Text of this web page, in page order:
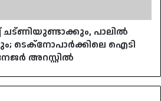
പാലിൽ
ടെക്നോപാർ‌ക്കിലെ ഐടി
അറസ്റ്റിൽ